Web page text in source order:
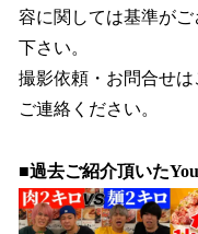
容に関しては基準が
下さい。
撮影依頼・お問合せは
ご連絡ください。
■過去ご紹介頂いた